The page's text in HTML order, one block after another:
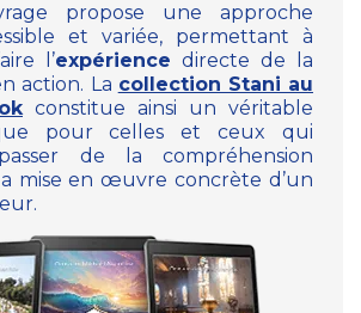
propose une approche
et variée, permettant à
l’expérience directe de la
action. La collection Stani au
constitue ainsi un véritable
pour celles et ceux qui
de la compréhension
mise en œuvre concrète d’un